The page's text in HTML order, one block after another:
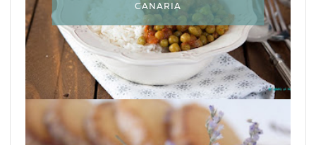
CANARIA